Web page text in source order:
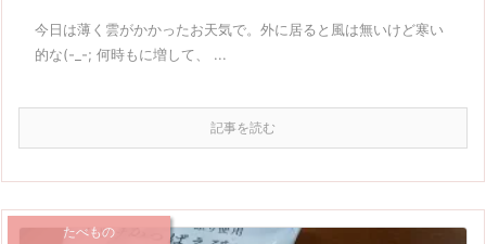
今日は薄く雲がかかったお天気で。外に居ると風は無いけど寒い
的な(-_-; 何時もに増して、 ...
記事を読む
たべもの